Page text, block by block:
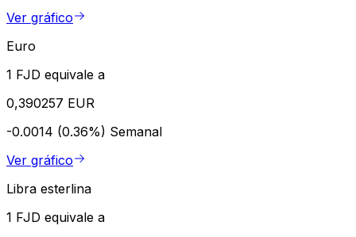
Ver gráfico
Euro
1 FJD equivale a
0,390257 EUR
-0.0014 (0.36%) Semanal
Ver gráfico
Libra esterlina
1 FJD equivale a